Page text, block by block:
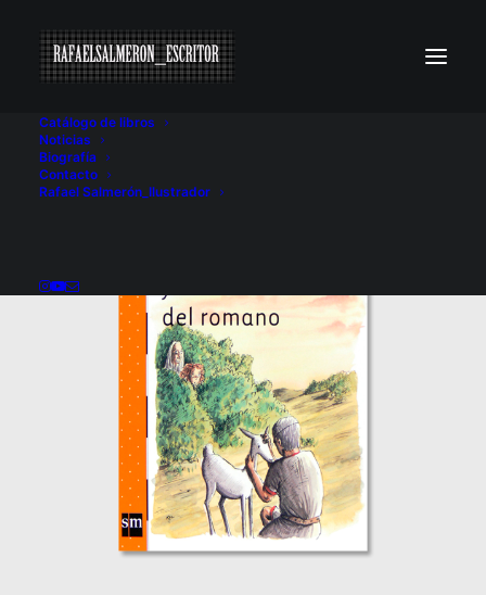
Catálogo de libros
Noticias
Biografía
Contacto
Rafael Salmerón_Ilustrador